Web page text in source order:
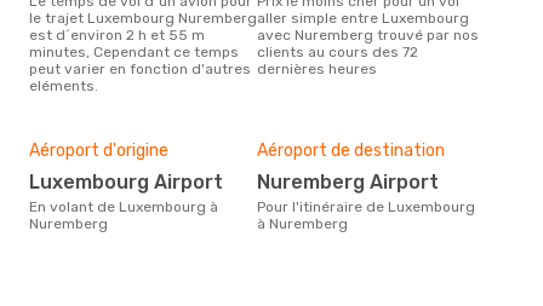
le trajet Luxembourg Nuremberg
est d´environ 2 h et 55 m
minutes, Cependant ce temps
peut varier en fonction d'autres
eléments.
aller simple entre Luxembourg
avec Nuremberg trouvé par nos
clients au cours des 72
dernières heures
Aéroport d'origine
Luxembourg Airport
En volant de Luxembourg à
Nuremberg
Aéroport de destination
Nuremberg Airport
Pour l'itinéraire de Luxembourg
à Nuremberg